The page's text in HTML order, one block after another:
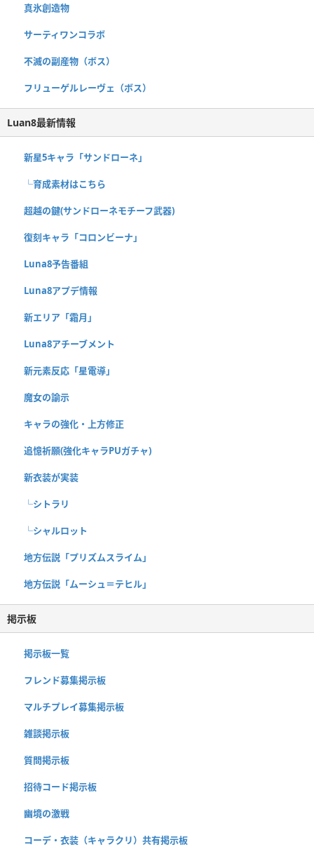
真氷創造物
サーティワンコラボ
不滅の副産物（ボス）
フリューゲルレーヴェ（ボス）
Luan8最新情報
新星5キャラ「サンドローネ」
└育成素材はこちら
超越の鍵(サンドローネモチーフ武器)
復刻キャラ「コロンビーナ」
Luna8予告番組
Luna8アプデ情報
新エリア「霜月」
Luna8アチーブメント
新元素反応「星電導」
魔女の諭示
キャラの強化・上方修正
追憶祈願(強化キャラPUガチャ)
新衣装が実装
└シトラリ
└シャルロット
地方伝説「プリズムスライム」
地方伝説「ムーシュ＝テヒル」
掲示板
掲示板一覧
フレンド募集掲示板
マルチプレイ募集掲示板
雑談掲示板
質問掲示板
招待コード掲示板
幽境の激戦
コーデ・衣装（キャラクリ）共有掲示板